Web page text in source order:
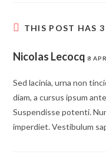
THIS POST HAS
Nicolas Lecocq 8
Sed lacinia, urna non
diam, a cursus ipsum
Suspendisse potenti.
imperdiet. Vestibulum